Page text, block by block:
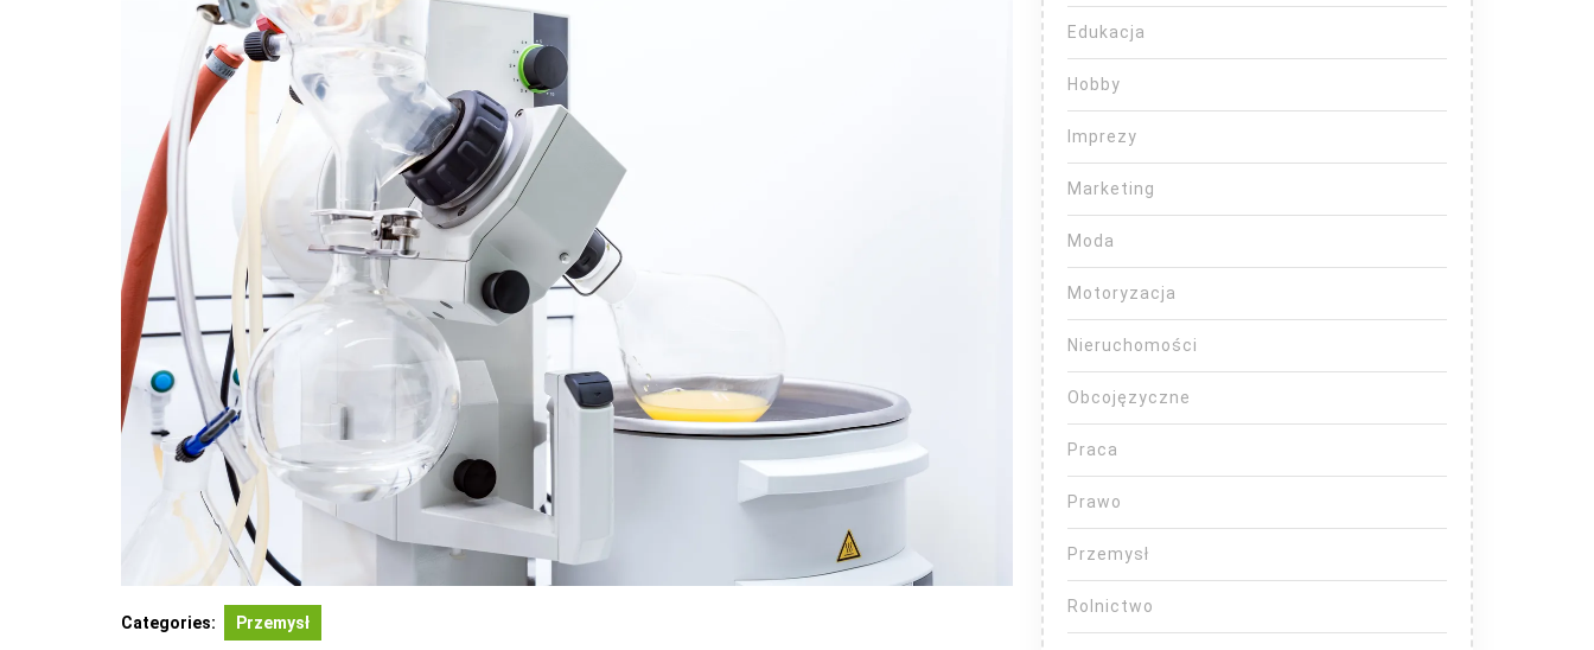
Categories: Przemysł
Edukacja
Hobby
Imprezy
Marketing
Moda
Motoryzacja
Nieruchomości
Obcojęzyczne
Praca
Prawo
Przemysł
Rolnictwo